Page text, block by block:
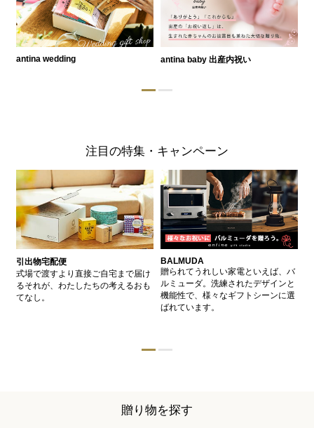
antina wedding antina baby 出産内祝い
注目の特集・キャンペーン
引出物宅配便
式場で渡すより直接ご自宅まで届け
るそれが、わたしたちの考えるおも
てなし。
BALMUDA
贈られてうれしい家電といえば、バ
ルミューダ。洗練されたデザインと
機能性で、様々なギフトシーンに選
ばれています。
贈り物を探す